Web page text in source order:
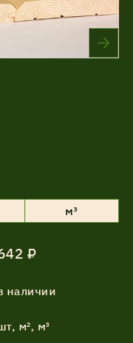
м³
₽
наличии
м², м³